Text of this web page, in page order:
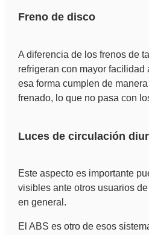
Freno de disco
A diferencia de los frenos de
refrigeran con mayor facilidad
esa forma cumplen de
frenado, lo que no pasa con
Luces de circulación
Este aspecto es importante
visibles ante otros usuarios
en general.
El ABS es otro de esos